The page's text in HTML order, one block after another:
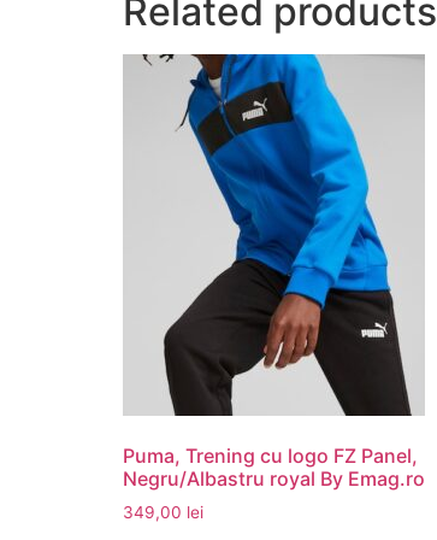
Related products
Puma, Trening cu logo FZ Panel,
Negru/Albastru royal By Emag.ro
349,00 lei